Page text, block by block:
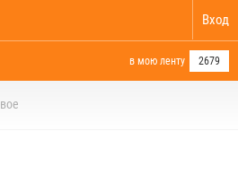
Вход
в мою ленту 2679